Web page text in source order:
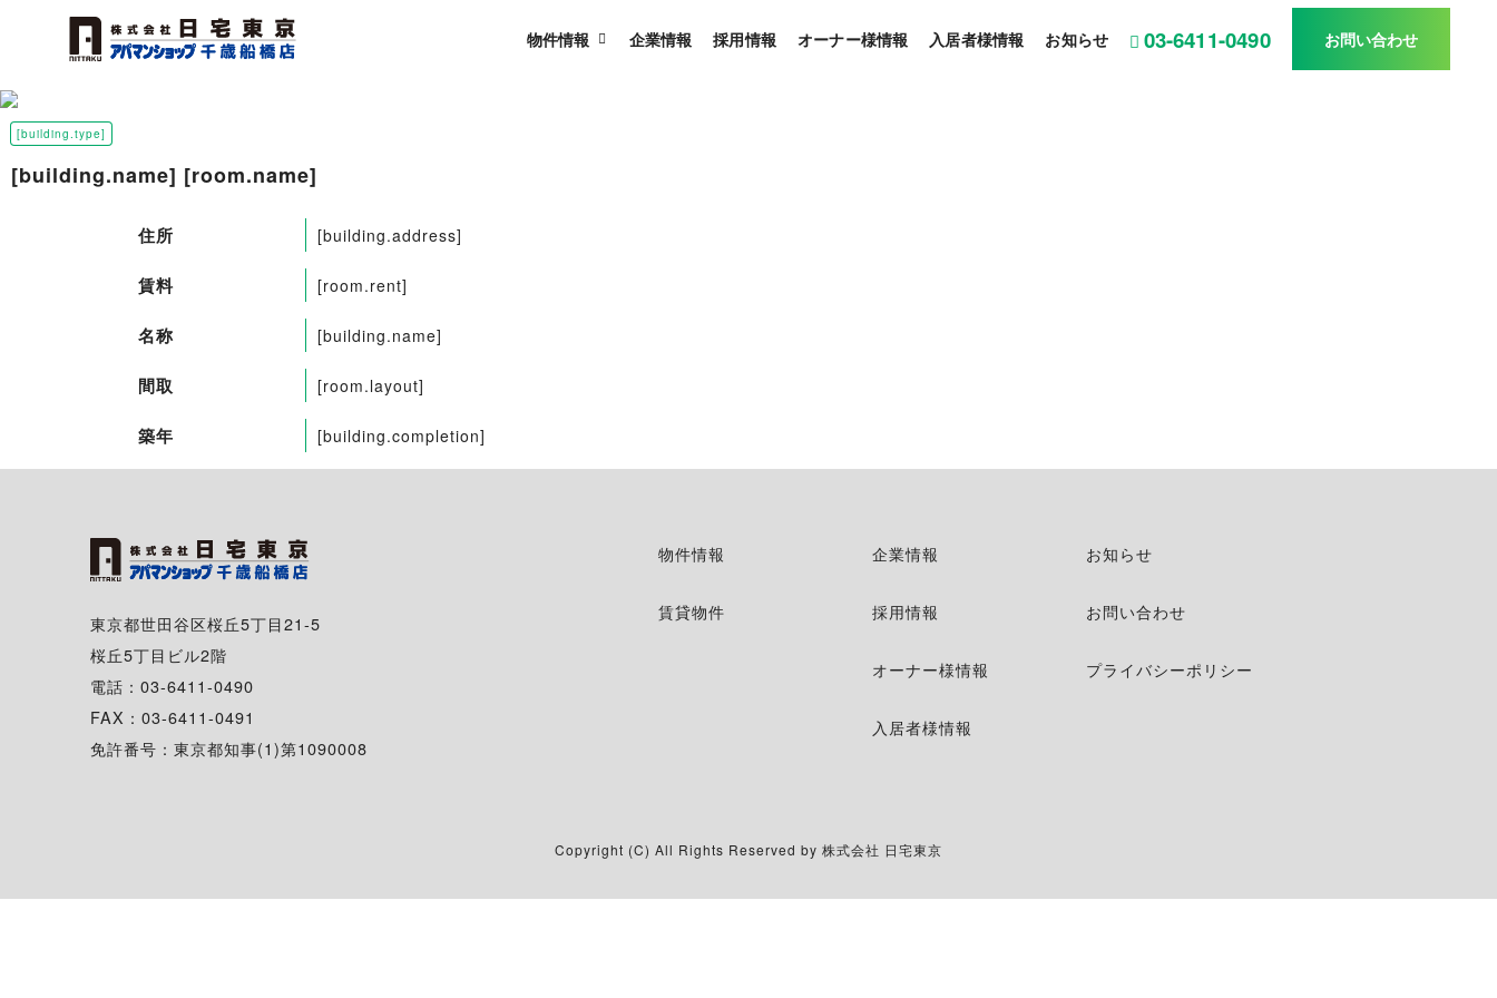
物件情報 企業情報 採用情報 オーナー様情報 入居者様情報 お知らせ 03-6411-0490 お問い合わせ
[building.type]
[building.name] [room.name]
住所 [building.address]
賃料 [room.rent]
名称 [building.name]
間取 [room.layout]
築年 [building.completion]
東京都世田谷区桜丘5丁目21-5
桜丘5丁目ビル2階
電話：03-6411-0490
FAX：03-6411-0491
免許番号：東京都知事(1)第1090008
物件情報
賃貸物件
企業情報
採用情報
オーナー様情報
入居者様情報
お知らせ
お問い合わせ
プライバシーポリシー
Copyright (C) All Rights Reserved by 株式会社 日宅東京